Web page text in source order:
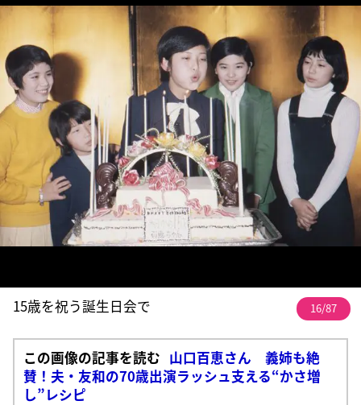
15歳を祝う誕生日会で 16/87
この画像の記事を読む 山口百恵さん 義姉も絶
賛！夫・友和の70歳出演ラッシュ支える“かさ増
し”レシピ